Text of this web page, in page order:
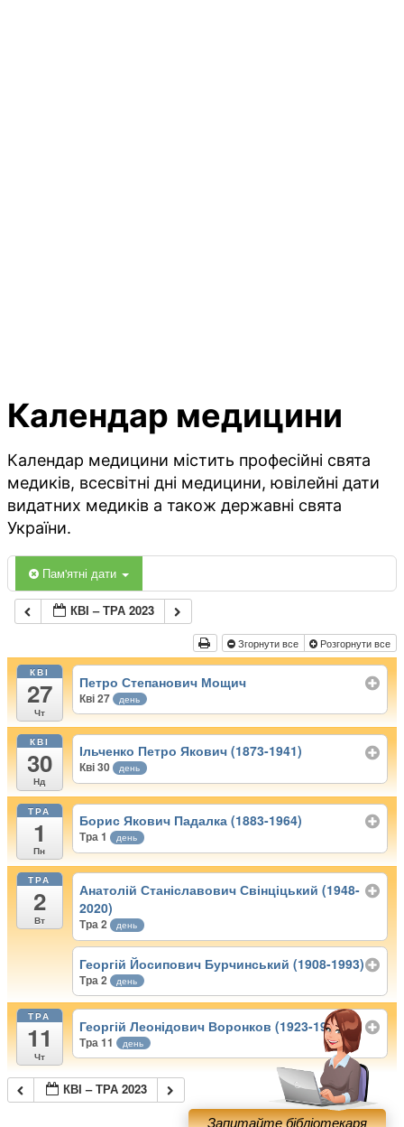
Календар медицини
Календар медицини містить професійні свята
медиків, всесвітні дні медицини, ювілейні дати
видатних медиків а також державні свята
України.
Пам'ятні дати
КВІ – ТРА 2023
Згорнути все Розгорнути все
КВІ
27
Чт
Петро Степанович Мощич
Кві 27 день
КВІ
30
Нд
Ільченко Петро Якович (1873-1941)
Кві 30 день
ТРА
1
Пн
Борис Якович Падалка (1883-1964)
Тра 1 день
ТРА
2
Вт
Анатолій Станіславович Свінціцький (1948-
2020)
Тра 2 день
Георгій Йосипович Бурчинський (1908-1993)
Тра 2 день
ТРА
11
Чт
Георгій Леонідович Воронков (1923-1992)
Тра 11 день
КВІ – ТРА 2023